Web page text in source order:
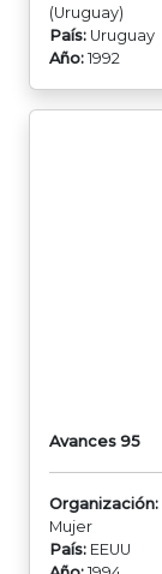
(Uruguay)
País: Uruguay
Año: 1992
Avances 95
Organización:
Mujer
País: EEUU